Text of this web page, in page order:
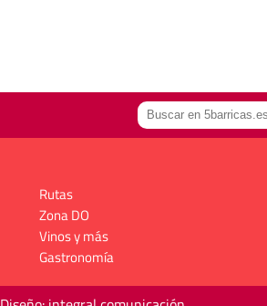
Rutas
Zona DO
Vinos y más
Gastronomía